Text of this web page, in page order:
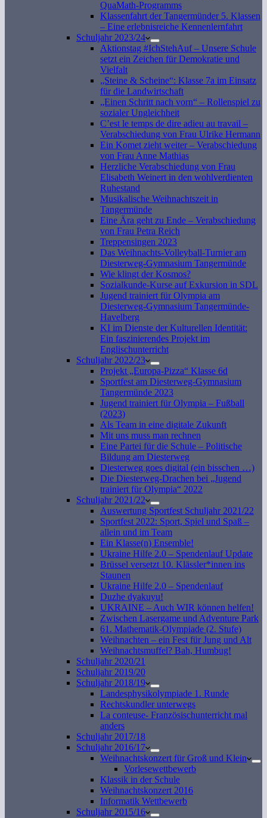
QuaMath-Programms
Klassenfahrt der Tangermünder 5. Klassen
– Eine erlebnisreiche Kennenlernfahrt
Schuljahr 2023/24
Aktionstag #IchStehAuf – Unsere Schule
setzt ein Zeichen für Demokratie und
Vielfalt
„Steine & Scheine“: Klasse 7a im Einsatz
für die Landwirtschaft
„Einen Schritt nach vorn“ – Rollenspiel zu
sozialer Ungleichheit
C’est le temps de dire adieu au travail –
Verabschiedung von Frau Ulrike Hermann
Ein Komet zieht weiter – Verabschiedung
von Frau Anne Mathias
Herzliche Verabschiedung von Frau
Elisabeth Weinert in den wohlverdienten
Ruhestand
Musikalische Weihnachtszeit in
Tangermünde
Eine Ära geht zu Ende – Verabschiedung
von Frau Petra Reich
Treppensingen 2023
Das Weihnachts-Volleyball-Turnier am
Diesterweg-Gymnasium Tangermünde
Wie klingt der Kosmos?
Sozialkunde-Kurse auf Exkursion in SDL
Jugend trainiert für Olympia am
Diesterweg-Gymnasium Tangermünde-
Havelberg
KI im Dienste der Kulturellen Identität:
Ein faszinierendes Projekt im
Englischunterricht
Schuljahr 2022/23
Projekt „Europa-Pizza“ Klasse 6d
Sportfest am Diesterweg-Gymnasium
Tangermünde 2023
Jugend trainiert für Olympia – Fußball
(2023)
Als Team in eine digitale Zukunft
Mit uns muss man rechnen
Eine Partei für die Schule – Politische
Bildung am Diesterweg
Diesterweg goes digital (ein bisschen …)
Die Diesterweg-Drachen bei „Jugend
trainiert für Olympia“ 2022
Schuljahr 2021/22
Auswertung Sportfest Schuljahr 2021/22
Sportfest 2022: Sport, Spiel und Spaß –
allein und im Team
Ein Klasse(n) Ensemble!
Ukraine Hilfe 2.0 – Spendenlauf Update
Brüssel versetzt 10. Klässler*innen ins
Staunen
Ukraine Hilfe 2.0 – Spendenlauf
Duzhe dyakuyu!
UKRAINE – Auch WIR können helfen!
Zwischen Lasergame und Adventure Park
61. Mathematik-Olympiade (2. Stufe)
Weihnachten – ein Fest für Jung und Alt
Weihnachtsmuffel? Bah, Humbug!
Schuljahr 2020/21
Schuljahr 2019/20
Schuljahr 2018/19
Landesphysikolympiade 1. Runde
Rechtskundler unterwegs
La conteuse- Französischunterricht mal
anders
Schuljahr 2017/18
Schuljahr 2016/17
Weihnachtskonzert für Groß und Klein
Vorlesewettbewerb
Klassik in der Schule
Weihnachtskonzert 2016
Informatik Wettbewerb
Schuljahr 2015/16